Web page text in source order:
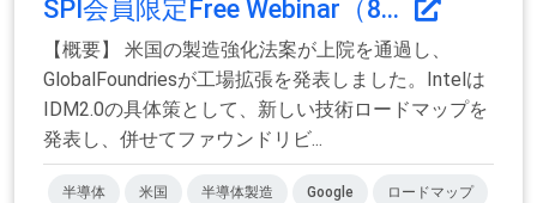
SPI会員限定Free Webinar（8...
【概要】 米国の製造強化法案が上院を通過し、
GlobalFoundriesが工場拡張を発表しました。Intelは
IDM2.0の具体策として、新しい技術ロードマップを
発表し、併せてファウンドリビ...
半導体 米国 半導体製造 Google ロードマップ